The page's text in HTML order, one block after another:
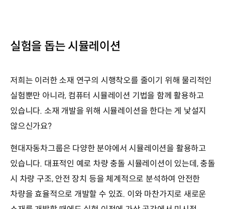
실험을 돕는 시뮬레이션
저희는 이러한 소재 연구의 시행착오를 줄이기 위해 물리적인
실험뿐만 아니라, 컴퓨터 시뮬레이션 기법을 함께 활용하고
있습니다. 소재 개발을 위해 시뮬레이션을 한다는 게 낯설지
않으신가요?
현대자동차그룹은 다양한 분야에서 시뮬레이션을 활용하고
있습니다. 대표적인 예로 차량 충돌 시뮬레이션이 있는데, 충돌
시 차량 구조, 안전 장치 등을 체계적으로 분석하여 안전한
차량을 효율적으로 개발할 수 있죠. 이와 마찬가지로 새로운